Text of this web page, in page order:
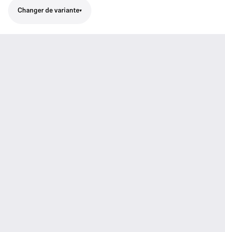
Changer de variante